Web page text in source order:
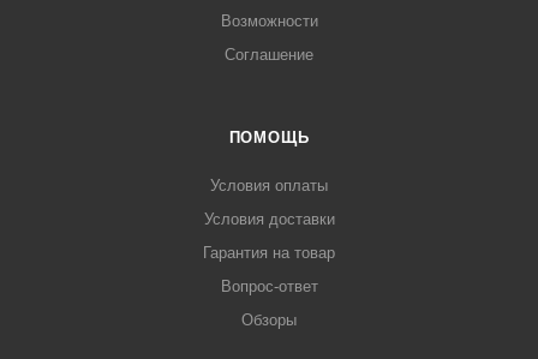
Возможности
Соглашение
ПОМОЩЬ
Условия оплаты
Условия доставки
Гарантия на товар
Вопрос-ответ
Обзоры